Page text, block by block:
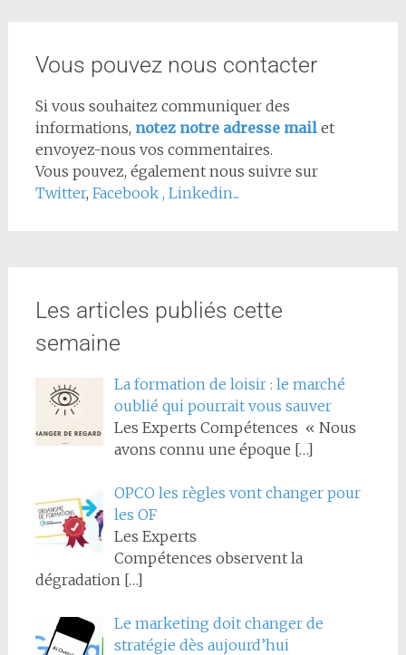
Vous pouvez nous contacter
Si vous souhaitez communiquer des
informations, notez notre adresse mail et
envoyez-nous vos commentaires.
Vous pouvez, également nous suivre sur
Twitter, Facebook , Linkedin...
Les articles publiés cette
semaine
La formation de loisir : le marché
oublié qui pourrait vous sauver
Les Experts Compétences « Nous
avons connu une époque […]
OPCO les règles vont changer pour
les OF
Les Experts
Compétences observent la
dégradation […]
Le marketing doit changer de
stratégie dès aujourd’hui